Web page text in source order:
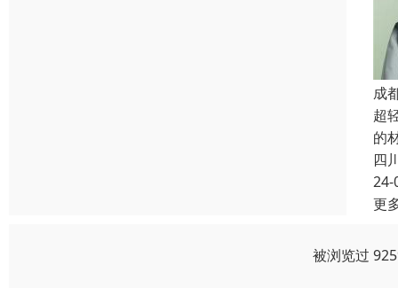
成
超
的
四
24-
更
被浏览过